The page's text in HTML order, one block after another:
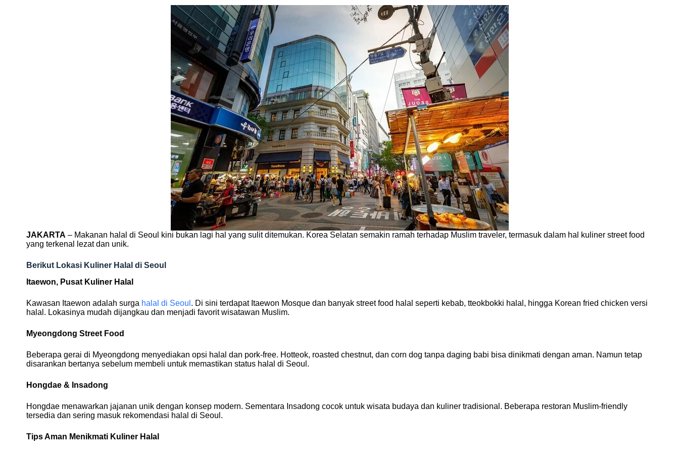
JAKARTA – Makanan halal di Seoul kini bukan lagi hal yang sulit ditemukan. Korea Selatan semakin ramah terhadap Muslim traveler, termasuk dalam hal kuliner street food
yang terkenal lezat dan unik.
Berikut Lokasi Kuliner Halal di Seoul
Itaewon, Pusat Kuliner Halal
Kawasan Itaewon adalah surga halal di Seoul . Di sini terdapat Itaewon Mosque dan banyak street food halal seperti kebab, tteokbokki halal, hingga Korean fried chicken versi
halal. Lokasinya mudah dijangkau dan menjadi favorit wisatawan Muslim.
Myeongdong Street Food
Beberapa gerai di Myeongdong menyediakan opsi halal dan pork-free. Hotteok, roasted chestnut, dan corn dog tanpa daging babi bisa dinikmati dengan aman. Namun tetap
disarankan bertanya sebelum membeli untuk memastikan status halal di Seoul.
Hongdae & Insadong
Hongdae menawarkan jajanan unik dengan konsep modern. Sementara Insadong cocok untuk wisata budaya dan kuliner tradisional. Beberapa restoran Muslim-friendly
tersedia dan sering masuk rekomendasi halal di Seoul.
Tips Aman Menikmati Kuliner Halal